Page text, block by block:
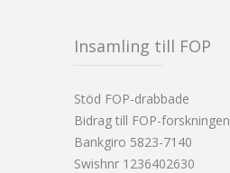
Insamling till FOP
Stöd FOP-drabbade
Bidrag till FOP-forskningen
Bankgiro 5823-7140
Swishnr 1236402630